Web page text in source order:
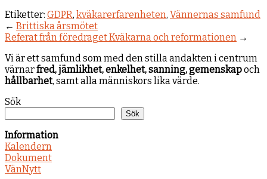
Etiketter: GDPR, kväkarerfarenheten, Vännernas samfund
← Brittiska årsmötet
Referat från föredraget Kväkarna och reformationen →
Vi är ett samfund som med den stilla andakten i centrum
värnarfred, jämlikhet, enkelhet, sanning, gemenskapoch
hållbarhet, samt alla människors lika värde.
Sök
Sök
Information
Kalendern
Dokument
VänNytt